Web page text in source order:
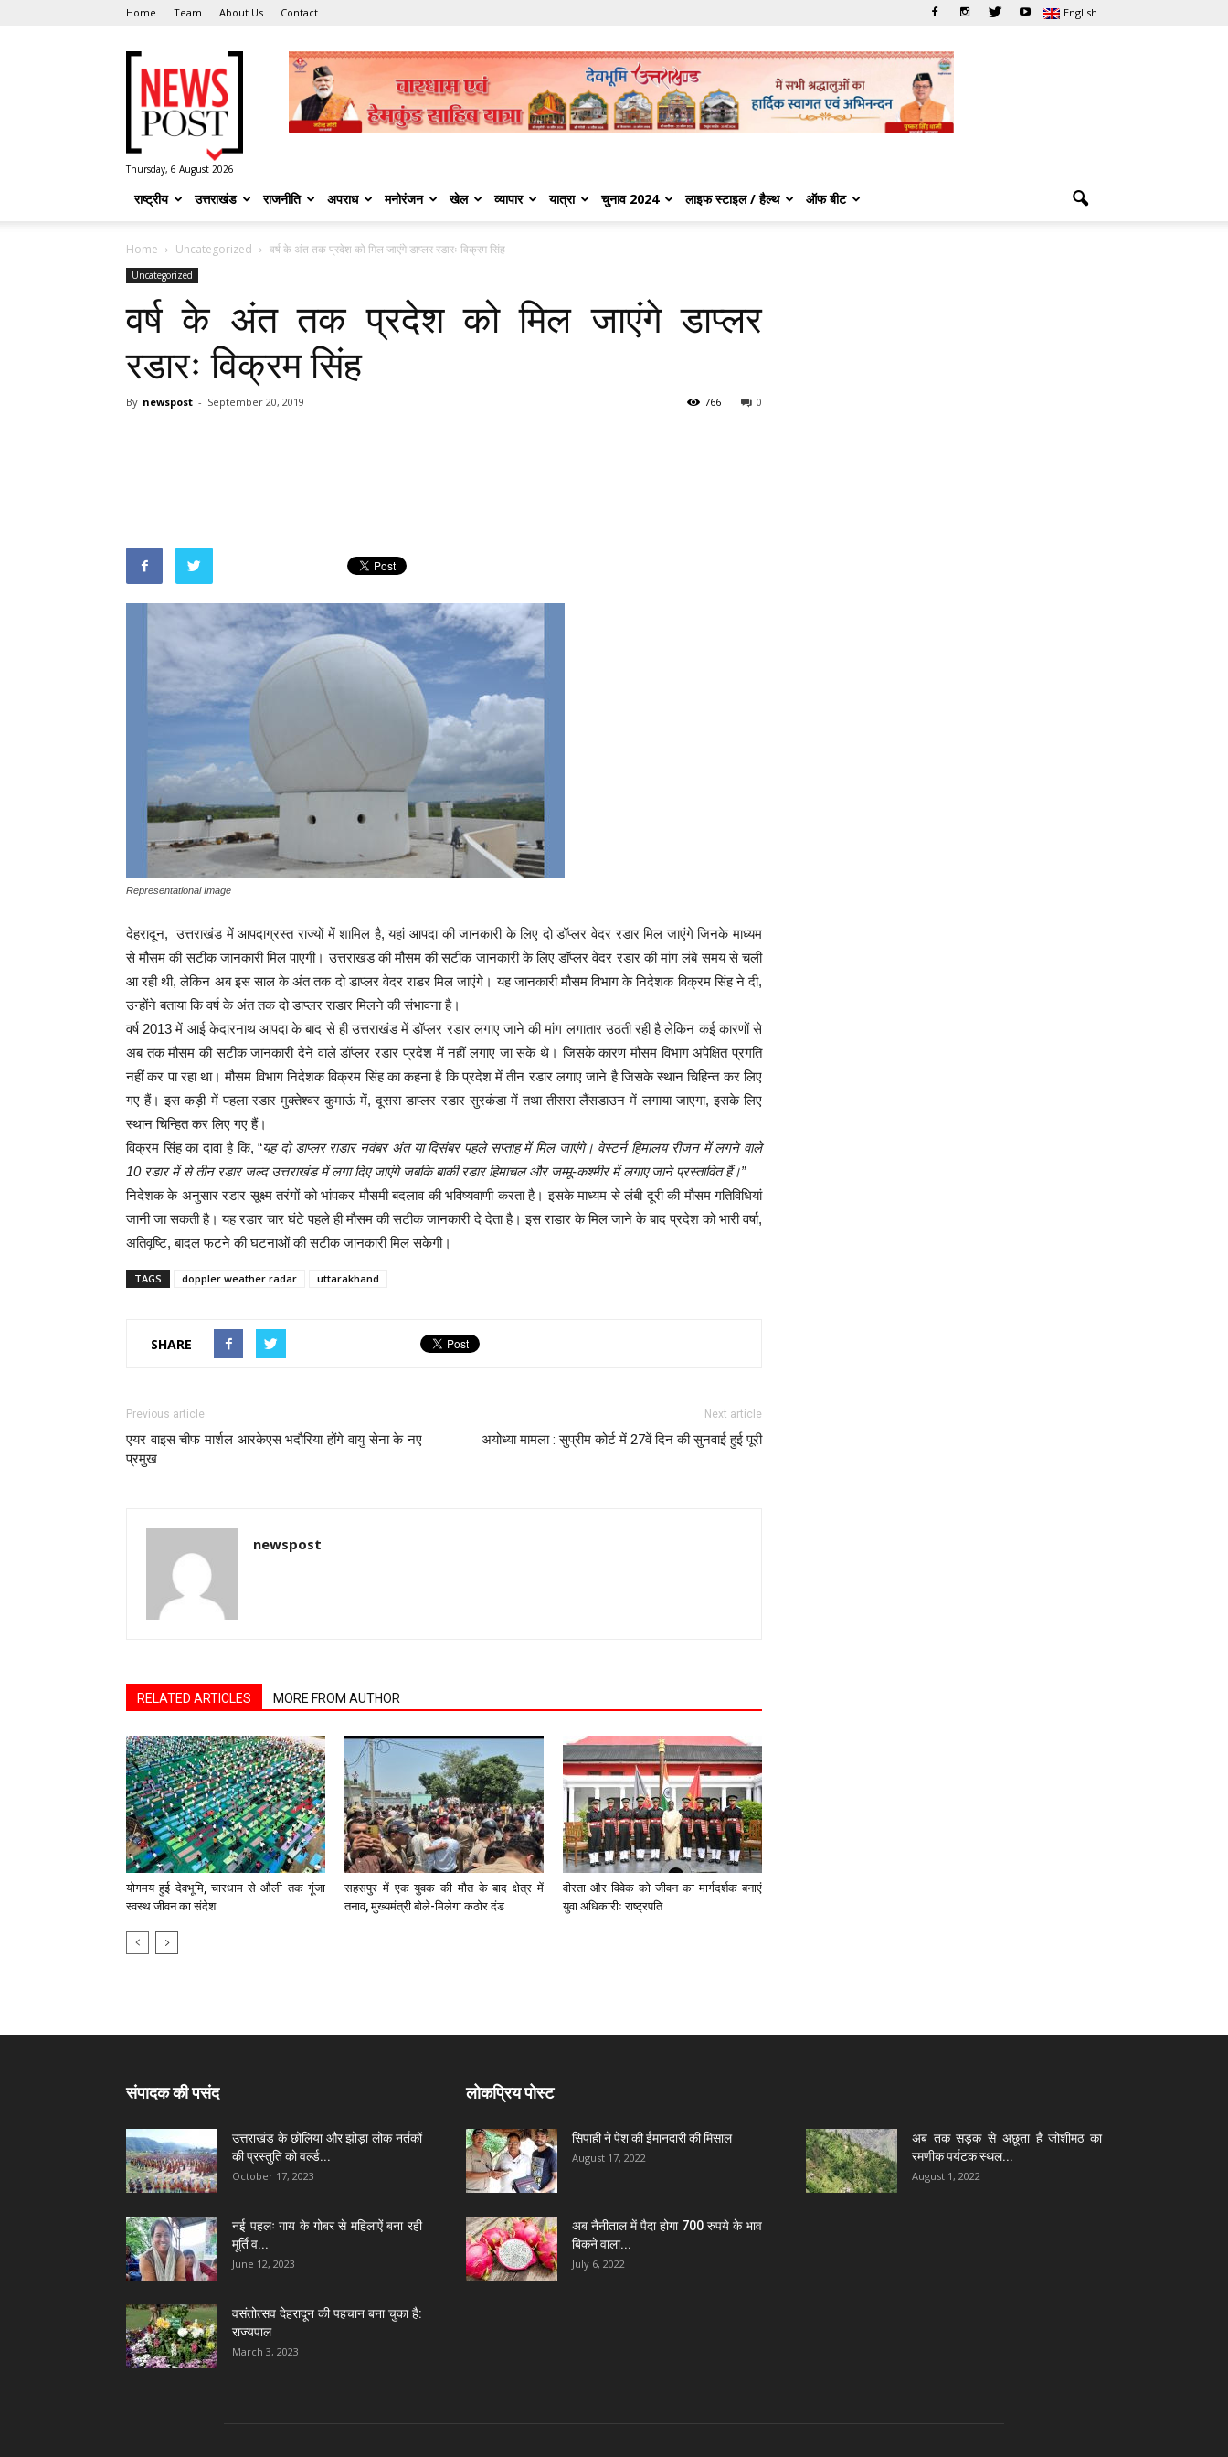
Home Team About Us Contact English
Post
Thursday, 6 August 2026
राष्ट्रीय उत्तराखंड राजनीति अपराध मनोरंजन खेल व्यापार यात्रा चुनाव 2024 लाइफ स्टाइल / हैल्थ ऑफ बीट
Home Uncategorized वर्ष के अंत तक प्रदेश को मिल जाएंगे डाप्लर रडारः विक्रम सिंह
Uncategorized
वर्ष के अंत तक प्रदेश को मिल जाएंगे डाप्लर
रडारः विक्रम सिंह
By newspost - September 20, 2019 0
766
Representational Image
देहरादून, उत्तराखंड में आपदाग्रस्त राज्यों में शामिल है, यहां आपदा की जानकारी के लिए दो डॉप्लर वेदर रडार मिल जाएंगे जिनके माध्यम
से मौसम की सटीक जानकारी मिल पाएगी। उत्तराखंड की मौसम की सटीक जानकारी के लिए डाॅप्लर वेदर रडार की मांग लंबे समय से चली
आ रही थी, लेकिन अब इस साल के अंत तक दो डाप्लर वेदर राडर मिल जाएंगे। यह जानकारी मौसम विभाग के निदेशक विक्रम सिंह ने दी,
उन्होंने बताया कि वर्ष के अंत तक दो डाप्लर राडार मिलने की संभावना है।
वर्ष 2013 में आई केदारनाथ आपदा के बाद से ही उत्तराखंड में डॉप्लर रडार लगाए जाने की मांग लगातार उठती रही है लेकिन कई कारणों से
अब तक मौसम की सटीक जानकारी देने वाले डॉप्लर रडार प्रदेश में नहीं लगाए जा सके थे। जिसके कारण मौसम विभाग अपेक्षित प्रगति
नहीं कर पा रहा था। मौसम विभाग निदेशक विक्रम सिंह का कहना है कि प्रदेश में तीन रडार लगाए जाने है जिसके स्थान चिहिन्त कर लिए
गए हैं। इस कड़ी में पहला रडार मुक्तेश्वर कुमाऊं में, दूसरा डाप्लर रडार सुरकंडा में तथा तीसरा लैंसडाउन में लगाया जाएगा, इसके लिए
स्थान चिन्हित कर लिए गए हैं।
विक्रम सिंह का दावा है कि, “यह दो डाप्लर राडार नवंबर अंत या दिसंबर पहले सप्ताह में मिल जाएंगे। वेस्टर्न हिमालय रीजन में लगने वाले
10 रडार में से तीन रडार जल्द उत्तराखंड में लगा दिए जाएंगे जबकि बाकी रडार हिमाचल और जम्मू-कश्मीर में लगाए जाने प्रस्तावित हैं।”
निदेशक के अनुसार रडार सूक्ष्म तरंगों को भांपकर मौसमी बदलाव की भविष्यवाणी करता है। इसके माध्यम से लंबी दूरी की मौसम गतिविधियां
जानी जा सकती है। यह रडार चार घंटे पहले ही मौसम की सटीक जानकारी दे देता है। इस राडार के मिल जाने के बाद प्रदेश को भारी वर्षा,
अतिवृष्टि, बादल फटने की घटनाओं की सटीक जानकारी मिल सकेगी।
TAGS doppler weather radar uttarakhand
SHARE
Previous article
एयर वाइस चीफ मार्शल आरकेएस भदौरिया होंगे वायु सेना के नए
प्रमुख
Next article
अयोध्या मामला : सुप्रीम कोर्ट में 27वें दिन की सुनवाई हुई पूरी
newspost
RELATED ARTICLES MORE FROM AUTHOR
योगमय हुई देवभूमि, चारधाम से औली तक गूंजा
स्वस्थ जीवन का संदेश
सहसपुर में एक युवक की मौत के बाद क्षेत्र में
तनाव, मुख्यमंत्री बोले-मिलेगा कठोर दंड
वीरता और विवेक को जीवन का मार्गदर्शक बनाएं
युवा अधिकारीः राष्ट्रपति
संपादक की पसंद
उत्तराखंड के छोलिया और झोड़ा लोक नर्तकों
की प्रस्तुति को वर्ल्ड...
October 17, 2023
नई पहलः गाय के गोबर से महिलाऐं बना रही
मूर्ति व...
June 12, 2023
वसंतोत्सव देहरादून की पहचान बना चुका है:
राज्यपाल
March 3, 2023
लोकप्रिय पोस्ट
सिपाही ने पेश की ईमानदारी की मिसाल
August 17, 2022
अब तक सड़क से अछूता है जोशीमठ का
रमणीक पर्यटक स्थल...
August 1, 2022
अब नैनीताल में पैदा होगा 700 रुपये के भाव
बिकने वाला...
July 6, 2022